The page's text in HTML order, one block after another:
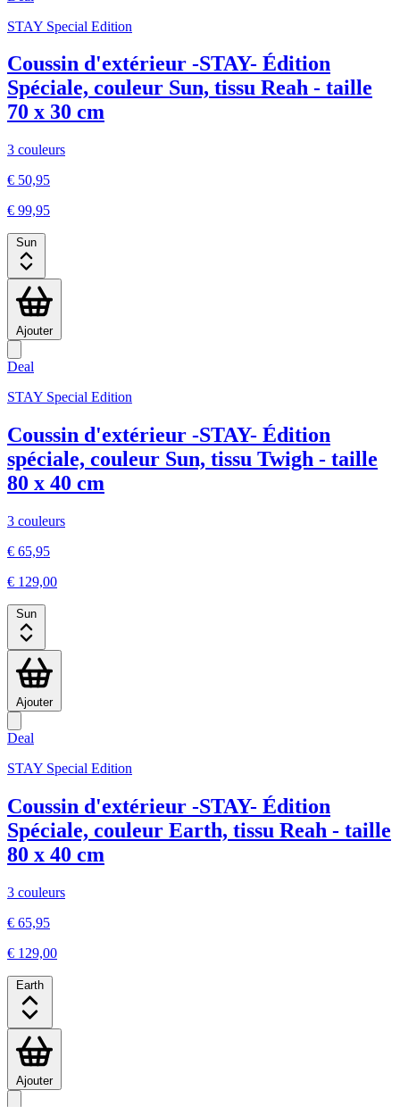
STAY Special Edition
Coussin d'extérieur -STAY- Édition
Spéciale, couleur Sun, tissu Reah - taille
70 x 30 cm
3 couleurs
€ 50,95
€ 99,95
Sun
Ajouter
Deal
STAY Special Edition
Coussin d'extérieur -STAY- Édition
spéciale, couleur Sun, tissu Twigh - taille
80 x 40 cm
3 couleurs
€ 65,95
€ 129,00
Sun
Ajouter
Deal
STAY Special Edition
Coussin d'extérieur -STAY- Édition
Spéciale, couleur Earth, tissu Reah - taille
80 x 40 cm
3 couleurs
€ 65,95
€ 129,00
Earth
Ajouter